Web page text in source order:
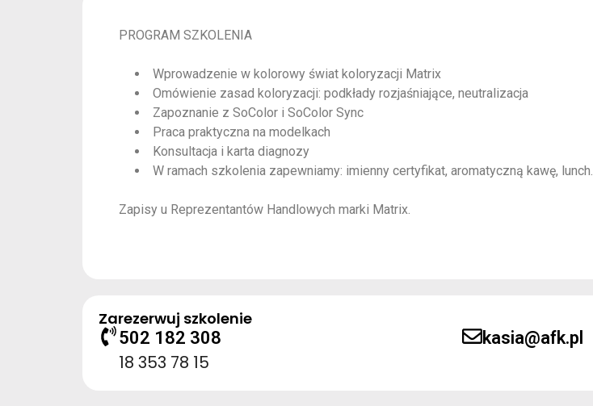
PROGRAM SZKOLENIA
Wprowadzenie w kolorowy świat koloryzacji Matrix
Omówienie zasad koloryzacji: podkłady rozjaśniające, neutralizacja
Zapoznanie z SoColor i SoColor Sync
Praca praktyczna na modelkach
Konsultacja i karta diagnozy
W ramach szkolenia zapewniamy: imienny certyfikat, aromatyczną kawę, lunch.
Zapisy u Reprezentantów Handlowych marki Matrix.
Zarezerwuj szkolenie
502 182 308
18 353 78 15
kasia@afk.pl